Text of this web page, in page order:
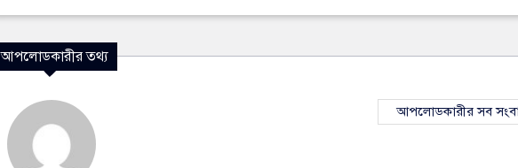
আপলোডকারীর তথ্য
আপলোডকারীর সব